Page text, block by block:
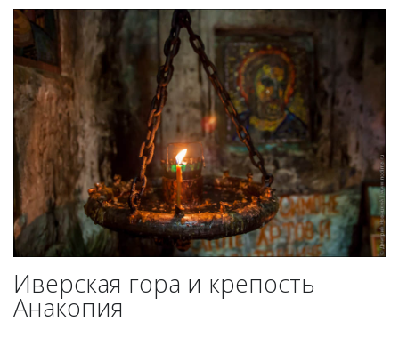
Иверская гора и крепость
Анакопия